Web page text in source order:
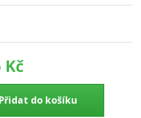
Kč
Přidat do košíku